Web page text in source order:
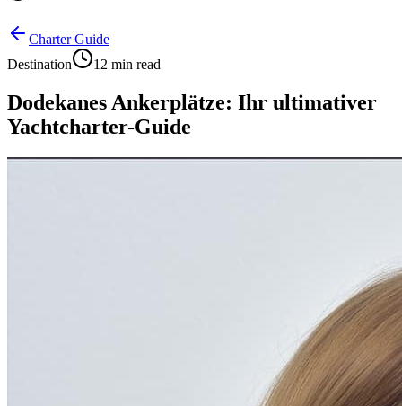
Charter Guide
Destination
12 min read
Dodekanes Ankerplätze: Ihr ultimativer
Yachtcharter-Guide